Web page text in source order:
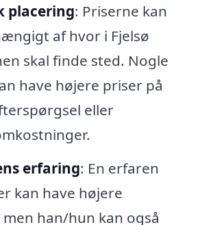
placering: Priserne kan
af hvor i Fjelsø
skal finde sted. Nogle
have højere priser på
eller
erfaring: En erfaren
kan have højere
han/hun kan også